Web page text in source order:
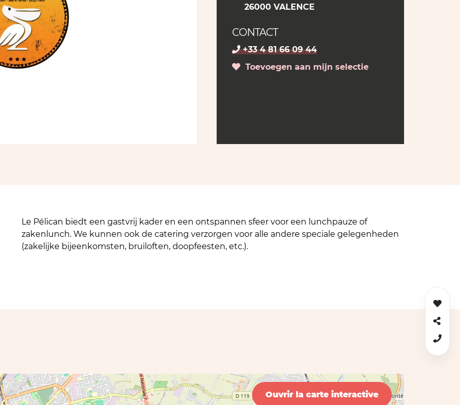
26000 VALENCE
CONTACT
+33 4 81 66 09 44
Toevoegen aan mijn selectie
Le Pélican biedt een gastvrij kader en een ontspannen sfeer voor een lunchpauze of
zakenlunch. We kunnen ook de catering verzorgen voor alle andere speciale gelegenheden
(zakelijke bijeenkomsten, bruiloften, doopfeesten, etc.).
Ouvrir la carte interactive